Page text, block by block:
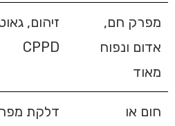
מפרק חם,
אדום ונפוח
מאוד
זיהום,
CPPD
חום או
דלקת